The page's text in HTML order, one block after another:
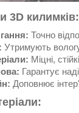
3D килимків:
Точно
Утримують
Міцні,
Гарантує
Доповнює